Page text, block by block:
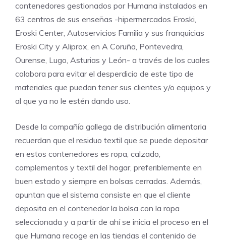
contenedores gestionados por Humana instalados en
63 centros de sus enseñas -hipermercados Eroski,
Eroski Center, Autoservicios Familia y sus franquicias
Eroski City y Aliprox, en A Coruña, Pontevedra,
Ourense, Lugo, Asturias y León- a través de los cuales
colabora para evitar el desperdicio de este tipo de
materiales que puedan tener sus clientes y/o equipos y
al que ya no le estén dando uso.
Desde la compañía gallega de distribución alimentaria
recuerdan que el residuo textil que se puede depositar
en estos contenedores es ropa, calzado,
complementos y textil del hogar, preferiblemente en
buen estado y siempre en bolsas cerradas. Además,
apuntan que el sistema consiste en que el cliente
deposita en el contenedor la bolsa con la ropa
seleccionada y a partir de ahí se inicia el proceso en el
que Humana recoge en las tiendas el contenido de